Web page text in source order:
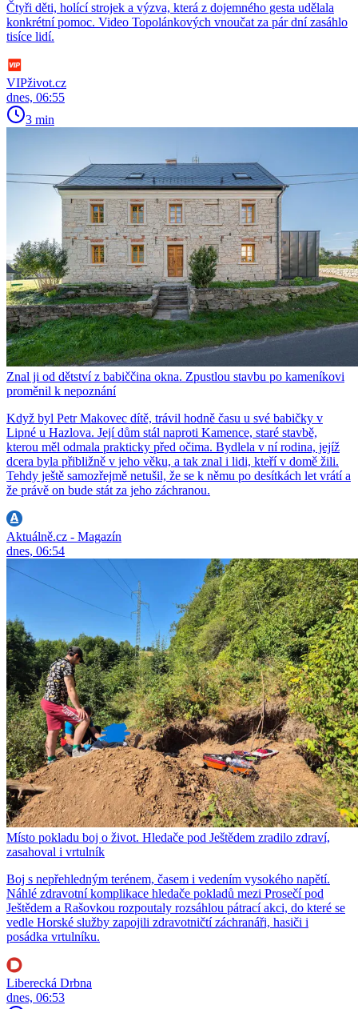
Čtyři děti, holící strojek a výzva, která z dojemného gesta udělala
konkrétní pomoc. Video Topolánkových vnoučat za pár dní zasáhlo
tisíce lidí.
VIPživot.cz
dnes, 06:55
3 min
Znal ji od dětství z babiččina okna. Zpustlou stavbu po kameníkovi
proměnil k nepoznání
Když byl Petr Makovec dítě, trávil hodně času u své babičky v
Lipné u Hazlova. Její dům stál naproti Kamence, staré stavbě,
kterou měl odmala prakticky před očima. Bydlela v ní rodina, jejíž
dcera byla přibližně v jeho věku, a tak znal i lidi, kteří v domě žili.
Tehdy ještě samozřejmě netušil, že se k němu po desítkách let vrátí a
že právě on bude stát za jeho záchranou.
Aktuálně.cz - Magazín
dnes, 06:54
Místo pokladu boj o život. Hledače pod Ještědem zradilo zdraví,
zasahoval i vrtulník
Boj s nepřehledným terénem, časem i vedením vysokého napětí.
Náhlé zdravotní komplikace hledače pokladů mezi Prosečí pod
Ještědem a Rašovkou rozpoutaly rozsáhlou pátrací akci, do které se
vedle Horské služby zapojili zdravotničtí záchranáři, hasiči i
posádka vrtulníku.
Liberecká Drbna
dnes, 06:53